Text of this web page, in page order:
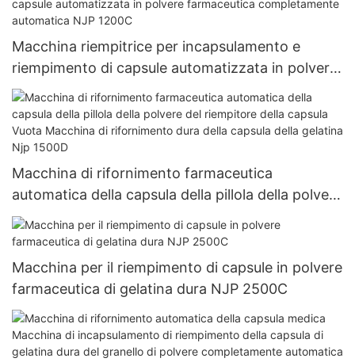
Macchina riempitrice per incapsulamento e
riempimento di capsule automatizzata in polvere
farmaceutica completamente automatica NJP
1200C
Macchina di rifornimento farmaceutica
automatica della capsula della pillola della polvere
del riempitore della capsula Vuota Macchina di
rifornimento dura della capsula della gelatina Njp
1500D
Macchina per il riempimento di capsule in polvere
farmaceutica di gelatina dura NJP 2500C